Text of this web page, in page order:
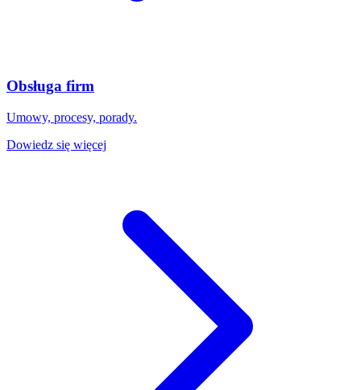
Obsługa firm
Umowy, procesy, porady.
Dowiedz się więcej